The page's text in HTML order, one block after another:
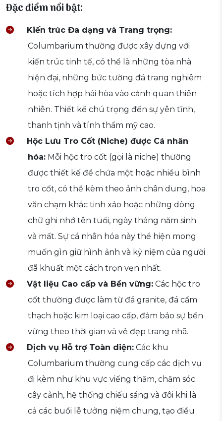
Đặc điểm nổi bật:
Kiến trúc Đa dạng và Trang trọng:
Columbarium thường được xây dựng với
kiến trúc tinh tế, có thể là những tòa nhà
hiện đại, những bức tường đá trang nghiêm
hoặc tích hợp hài hòa vào cảnh quan thiên
nhiên. Thiết kế chú trọng đến sự yên tĩnh,
thanh tịnh và tính thẩm mỹ cao.
Hộc Lưu Tro Cốt (Niche) được Cá nhân
hóa: Mỗi hộc tro cốt (gọi là niche) thường
được thiết kế để chứa một hoặc nhiều bình
tro cốt, có thể kèm theo ảnh chân dung, hoa
văn chạm khắc tinh xảo hoặc những dòng
chữ ghi nhớ tên tuổi, ngày tháng năm sinh
và mất. Sự cá nhân hóa này thể hiện mong
muốn gìn giữ hình ảnh và kỷ niệm của người
đã khuất một cách trọn vẹn nhất.
Vật liệu Cao cấp và Bền vững: Các hộc tro
cốt thường được làm từ đá granite, đá cẩm
thạch hoặc kim loại cao cấp, đảm bảo sự bền
vững theo thời gian và vẻ đẹp trang nhã.
Dịch vụ Hỗ trợ Toàn diện: Các khu
Columbarium thường cung cấp các dịch vụ
đi kèm như khu vực viếng thăm, chăm sóc
cây cảnh, hệ thống chiếu sáng và đôi khi là
cả các buổi lễ tưởng niệm chung, tạo điều